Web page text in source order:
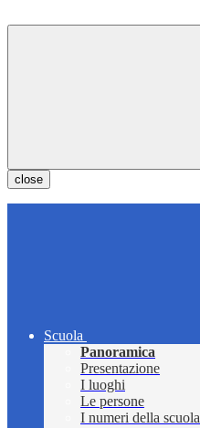
close
Scuola
Panoramica
Presentazione
I luoghi
Le persone
I numeri della scuola